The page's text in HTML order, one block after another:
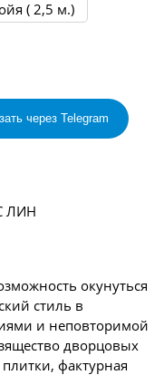
( 2,5 м.)
через Telegram
ЛИН
окунуться
стиль в
и неповторимой
дворцовых
плитки, фактурная